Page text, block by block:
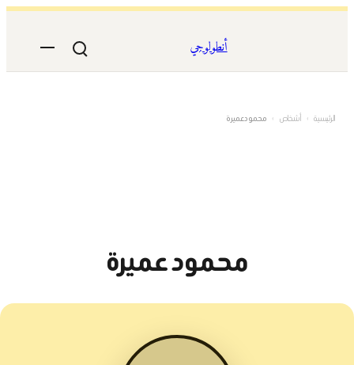
المحتوى
أنطولوجي
الرئيسية › أشخاص › محمود عميرة
محمود عميرة